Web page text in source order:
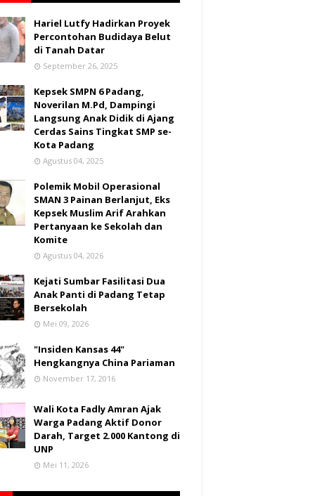
Hariel Lutfy Hadirkan Proyek
Percontohan Budidaya Belut
di Tanah Datar
September 26, 2025
Kepsek SMPN 6 Padang,
Noverilan M.Pd, Dampingi
Langsung Anak Didik di Ajang
Cerdas Sains Tingkat SMP se-
Kota Padang
Agustus 04, 2025
Polemik Mobil Operasional
SMAN 3 Painan Berlanjut, Eks
Kepsek Muslim Arif Arahkan
Pertanyaan ke Sekolah dan
Komite
Agustus 04, 2026
Kejati Sumbar Fasilitasi Dua
Anak Panti di Padang Tetap
Bersekolah
Mei 09, 2026
"Insiden Kansas 44"
Hengkangnya China Pariaman
November 17, 2016
Wali Kota Fadly Amran Ajak
Warga Padang Aktif Donor
Darah, Target 2.000 Kantong di
UNP
Mei 11, 2026